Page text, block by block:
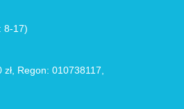
8-17)
zł, Regon: 010738117,